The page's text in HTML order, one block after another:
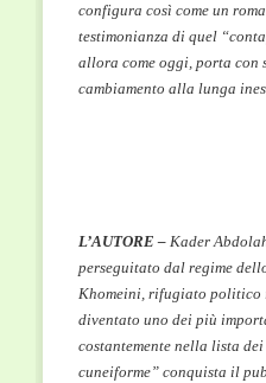
configura così come un
testimonianza di quel
allora come oggi, porta con
cambiamento alla lunga
L’AUTORE –Kader
perseguitato dal regime
Khomeini, rifugiato politico
diventato uno dei più
costantemente nella lista
cuneiforme” conquista il